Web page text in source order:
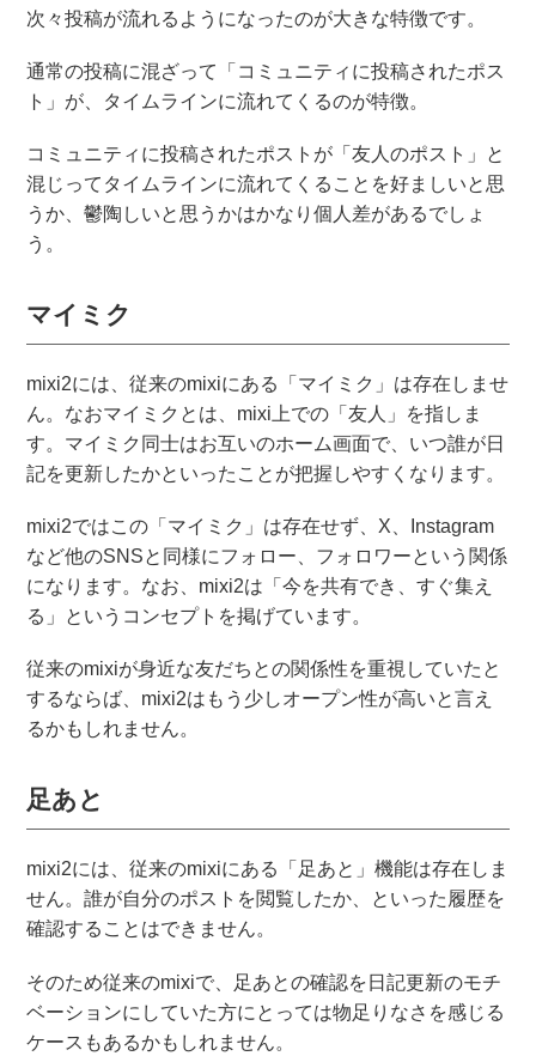
次々投稿が流れるようになったのが大きな特徴です。
通常の投稿に混ざって「コミュニティに投稿されたポス
ト」が、タイムラインに流れてくるのが特徴。
コミュニティに投稿されたポストが「友人のポスト」と
混じってタイムラインに流れてくることを好ましいと思
うか、鬱陶しいと思うかはかなり個人差があるでしょ
う。
マイミク
mixi2には、従来のmixiにある「マイミク」は存在しませ
ん。なおマイミクとは、mixi上での「友人」を指しま
す。マイミク同士はお互いのホーム画面で、いつ誰が日
記を更新したかといったことが把握しやすくなります。
mixi2ではこの「マイミク」は存在せず、X、Instagram
など他のSNSと同様にフォロー、フォロワーという関係
になります。なお、mixi2は「今を共有でき、すぐ集え
る」というコンセプトを掲げています。
従来のmixiが身近な友だちとの関係性を重視していたと
するならば、mixi2はもう少しオープン性が高いと言え
るかもしれません。
足あと
mixi2には、従来のmixiにある「足あと」機能は存在しま
せん。誰が自分のポストを閲覧したか、といった履歴を
確認することはできません。
そのため従来のmixiで、足あとの確認を日記更新のモチ
ベーションにしていた方にとっては物足りなさを感じる
ケースもあるかもしれません。